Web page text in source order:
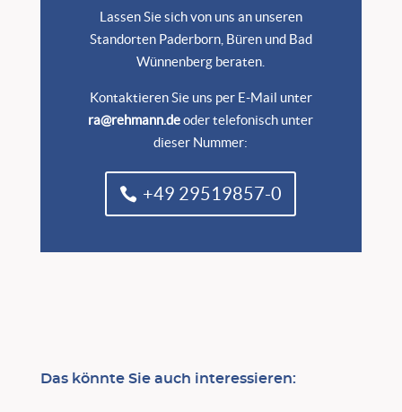
Lassen Sie sich von uns an unseren
Standorten Paderborn, Büren und Bad
Wünnenberg beraten.
Kontaktieren Sie uns per E-Mail unter
ra@rehmann.deoder telefonisch unter
dieser Nummer:
+49 29519857-0
Das könnte Sie auch interessieren: